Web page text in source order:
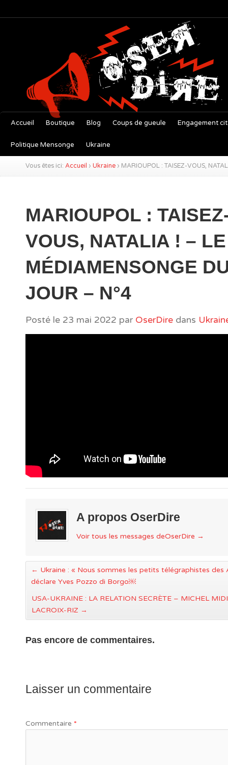
Accueil Boutique Blog Coups de gueule Engagement
Politique Mensonge Ukraine
Vous êtes ici: Accueil › Ukraine › MARIOUPOL : TAISEZ-VOUS,
MARIOUPOL :
VOUS, NATALIA ! – LE
MÉDIAMENSONGE
JOUR – N°4
Posté le 23 mai 2022 par OserDire dans
A propos OserDire
Voir tous les messages deOserDire →
← Ukraine : « Nous sommes les petits télégraphistes des
déclare Yves Pozzo di Borgo￼
USA-UKRAINE : LA RELATION SECRÈTE – MICHEL
LACROIX-RIZ →
Pas encore de commentaires.
Laisser un commentaire
Commentaire *